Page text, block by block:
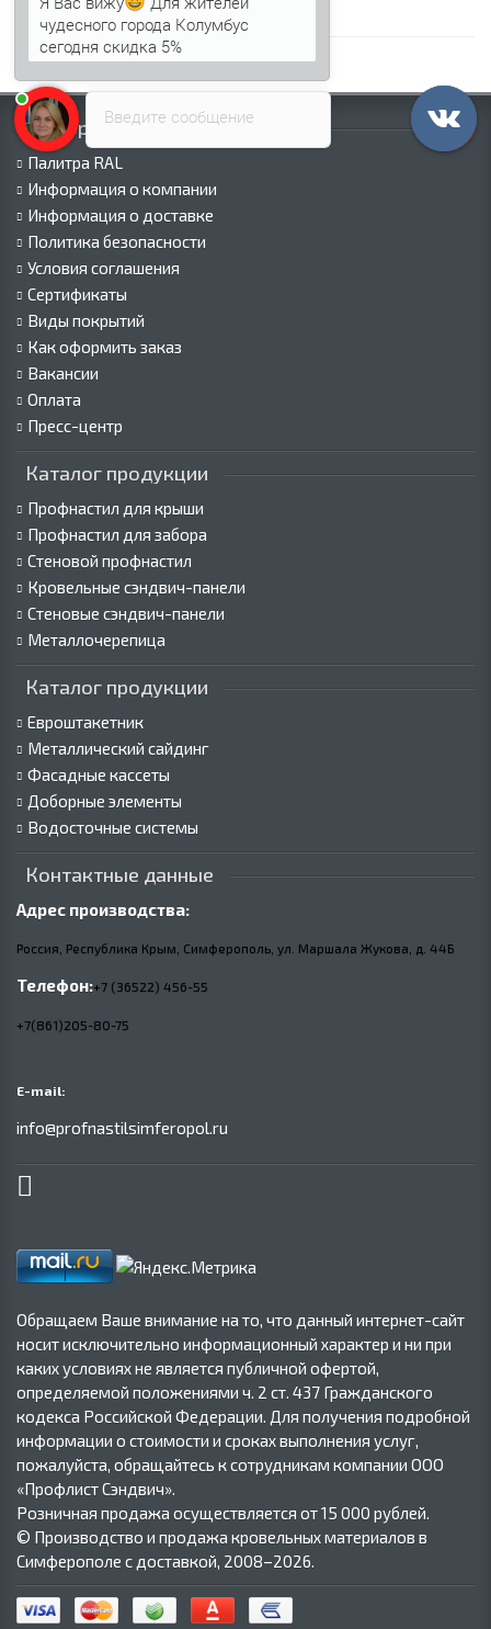
для забора
Информация
Палитра RAL
Информация о компании
Информация о доставке
Политика безопасности
Условия соглашения
Сертификаты
Виды покрытий
Как оформить заказ
Вакансии
Оплата
Пресс-центр
Каталог продукции
Профнастил для крыши
Профнастил для забора
Стеновой профнастил
Кровельные сэндвич-панели
Стеновые сэндвич-панели
Металлочерепица
Каталог продукции
Евроштакетник
Металлический сайдинг
Фасадные кассеты
Доборные элементы
Водосточные системы
Контактные данные
Адрес производства:
Россия, Республика Крым, Симферополь, ул. Маршала Жукова, д. 44Б
Телефон:+7 (36522) 456-55
+7(861)205-80-75
E-mail:
info@profnastilsimferopol.ru
Обращаем Ваше внимание на то, что данный интернет-сайт
носит исключительно информационный характер и ни при
каких условиях не является публичной офертой,
определяемой положениями ч. 2 ст. 437 Гражданского
кодекса Российской Федерации. Для получения подробной
информации о стоимости и сроках выполнения услуг,
пожалуйста, обращайтесь к сотрудникам компании ООО
«Профлист Сэндвич».
Розничная продажа осуществляется от 15 000 рублей.
© Производство и продажа кровельных материалов в
Симферополе с доставкой, 2008–2026.
Введите сообщение
чудесного города Колумбус
сегодня скидка 5%